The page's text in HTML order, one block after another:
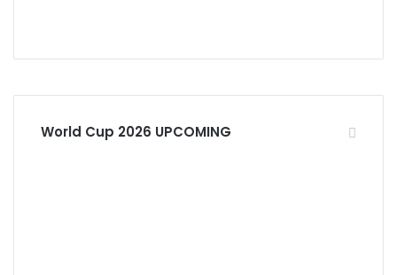
World Cup 2026 UPCOMING